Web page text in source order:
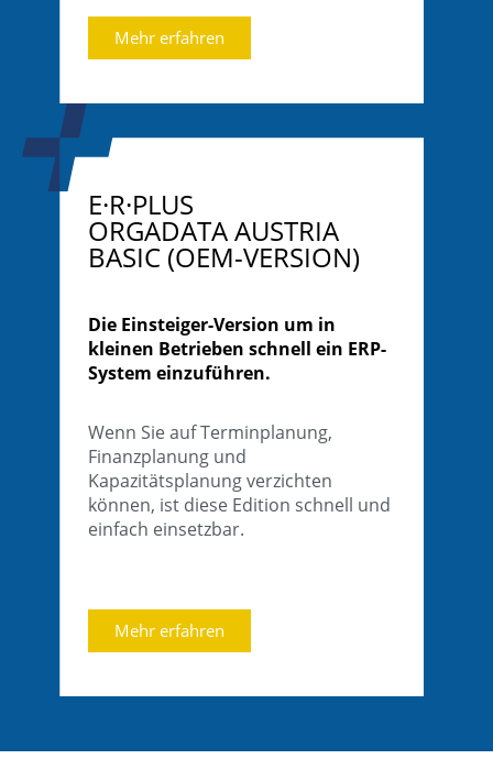
Mehr erfahren
E·R·PLUS
ORGADATA AUSTRIA
BASIC (OEM-VERSION)
Die Einsteiger-Version um in
kleinen Betrieben schnell ein ERP-
System einzuführen.
Wenn Sie auf Terminplanung,
Finanzplanung und
Kapazitätsplanung verzichten
können, ist diese Edition schnell und
einfach einsetzbar.
Mehr erfahren